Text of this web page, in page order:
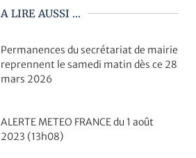
A LIRE AUSSI ...
Permanences du secrétariat de mairie
reprennent le samedi matin dès ce 28
mars 2026
ALERTE METEO FRANCE du 1 août
2023 (13h08)